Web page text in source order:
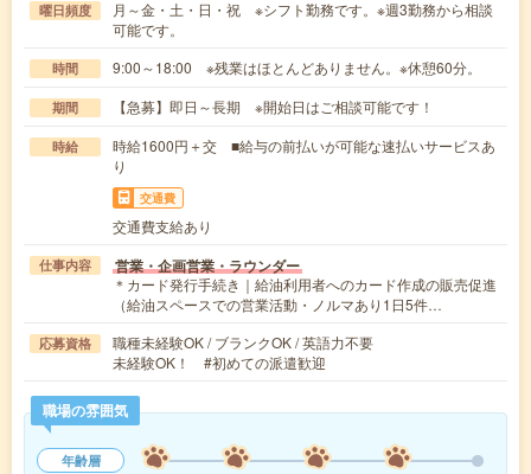
曜日頻度
月～金・土・日・祝 ※シフト勤務です。※週3勤務から相談
可能です。
時間 9:00～18:00 ※残業はほとんどありません。※休憩60分。
期間 【急募】即日～長期 ※開始日はご相談可能です！
時給
時給1600円＋交 ■給与の前払いが可能な速払いサービスあ
り
交通費
交通費支給あり
仕事内容 営業・企画営業・ラウンダー
＊カード発行手続き｜給油利用者へのカード作成の販売促進
（給油スペースでの営業活動・ノルマあり1日5件…
応募資格
職種未経験OK / ブランクOK / 英語力不要
未経験OK！ #初めての派遣歓迎
職場の雰囲気
年齢層